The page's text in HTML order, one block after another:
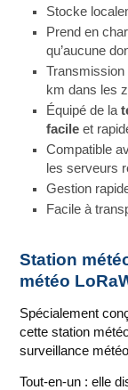
Stocke
Prend en
qu’aucune
Transmission
km dans les
Équipé de la
facile et
Compatible
les serveurs
Gestion
Facile à
Station
météo
Spécialement
cette station
surveillance
Tout-en-un : elle